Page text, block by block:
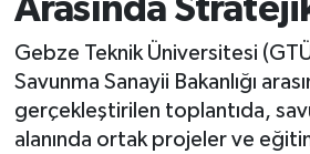
Arasında
Gebze Teknik Üniversitesi
Savunma Sanayii Bakanlığı
gerçekleştirilen toplantıda,
alanında ortak projeler ve
Kocaeli Trafik Yoğunluk
Süper Lig Puan Durumu ve
Tüm Manşetler